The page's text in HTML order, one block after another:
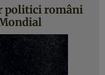
politici români